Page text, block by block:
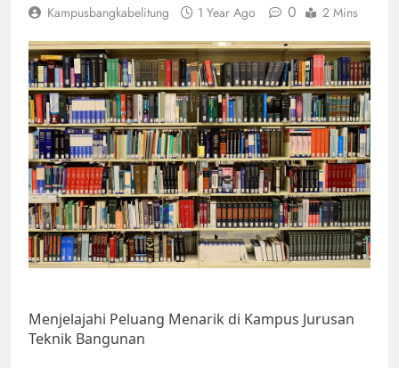
Kampusbangkabelitung 1 Year Ago 0 2 Mins
Menjelajahi Peluang Menarik di Kampus Jurusan
Teknik Bangunan